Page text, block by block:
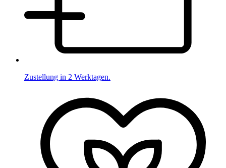
Zustellung in 2 Werktagen.